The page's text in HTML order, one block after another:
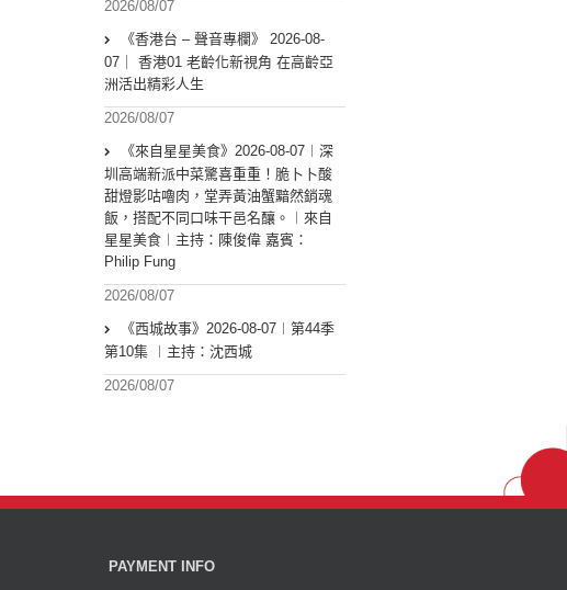
2026/08/07
《香港台 – 聲音專欄》 2026-08-
07｜ 香港01 老齡化新視角 在高齡亞
洲活出精彩人生
2026/08/07
《來自星星美食》2026-08-07︱深
圳高端新派中菜驚喜重重！脆卜卜酸
甜燈影咕嚕肉，堂弄黃油蟹黯然銷魂
飯，搭配不同口味干邑名釀。︱來自
星星美食︱主持：陳俊偉 嘉賓：
Philip Fung
2026/08/07
《西城故事》2026-08-07︱第44季
第10集 ︱主持：沈西城
2026/08/07
PAYMENT INFO